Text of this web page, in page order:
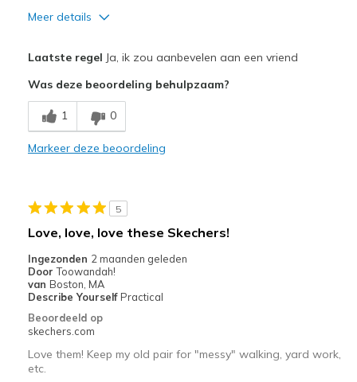
Meer details
Breathe Well
Comfortable
Beste toepassingen
Going Out
Travel
Width
Laatste regel Ja, ik zou aanbevelen aan een vriend
Was deze beoordeling behulpzaam?
1 0
Markeer deze beoordeling
5
Love, love, love these Skechers!
Ingezonden 2 maanden geleden
Door Toowandah!
van Boston, MA
Describe Yourself Practical
Beoordeeld op
skechers.com
Love them! Keep my old pair for "messy" walking, yard work,
etc.